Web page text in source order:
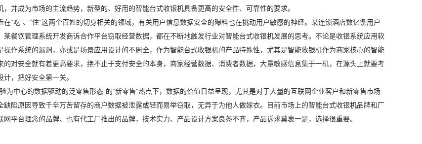
，并成为市场的主流趋势，新型的、好用的智能台式收银机具备更高的安全性、可靠性的要求。
吃”、“住”这两个百姓的切身相关的领域，有关用户信息数据安全的曝料也在挑动用户敏感的神经。某连锁酒店数亿条用户
某餐饮管理系统开发商诉合作平台窃取经营数据，都在不断地触发行业对智能台式收银机发展的思考。不论是收银系统应用软
操作系统的漏洞，亦或是场景应用设计的不周全，作为智能台式收银机的产品特殊性，尤其是智能收银机作为商家核心的智能
的对安全就有着更高要求，绝不止于支付安全的本身，商家经营数据、消费者数据，大量敏感信息集于一机，在源头上就要考
，把好安全第一关。
中心的数据驱动的泛零售形态”的“新零售”热点下，数据的价值日益呈现，尤其是对于大量的互联网企业客户和新零售市场
缺陷原因导致千辛万苦留存的商户数据被泄露或轻而易举窃取，无异于为他人做嫁衣。目前市场上的智能台式收银机品牌和厂
网平台理念的品牌、也有代工厂推出的品牌，技术实力、产品设计方案良莠不齐，产品诉求莫衷一是，选择很重要。